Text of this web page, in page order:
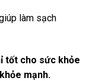
làm sạch
tốt cho sức khỏe
mạnh.